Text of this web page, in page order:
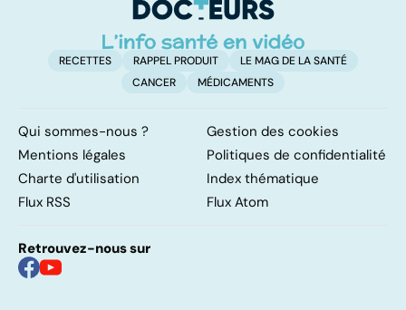
RECETTES RAPPEL PRODUIT
LE MAG DE LA SANTÉ
CANCER
MÉDICAMENTS
Qui sommes-nous ?
Gestion des cookies
Mentions légales
Politiques de confidentialité
Charte d'utilisation
Index thématique
Flux RSS
Flux Atom
Retrouvez-nous sur